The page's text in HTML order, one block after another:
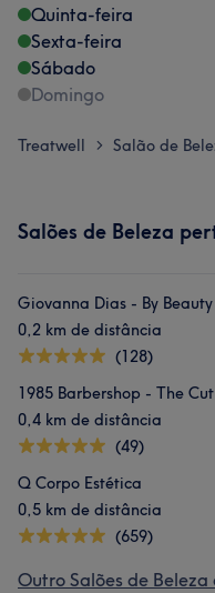
Quinta-feira
Sexta-feira
Sábado
Domingo
Treatwell > Salão de
Salões de Beleza
Giovanna Dias - By Beauty
0,2 km de distância
(128)
1985 Barbershop - The Cut
0,4 km de distância
(49)
Q Corpo Estética
0,5 km de distância
(659)
Outro Salões de